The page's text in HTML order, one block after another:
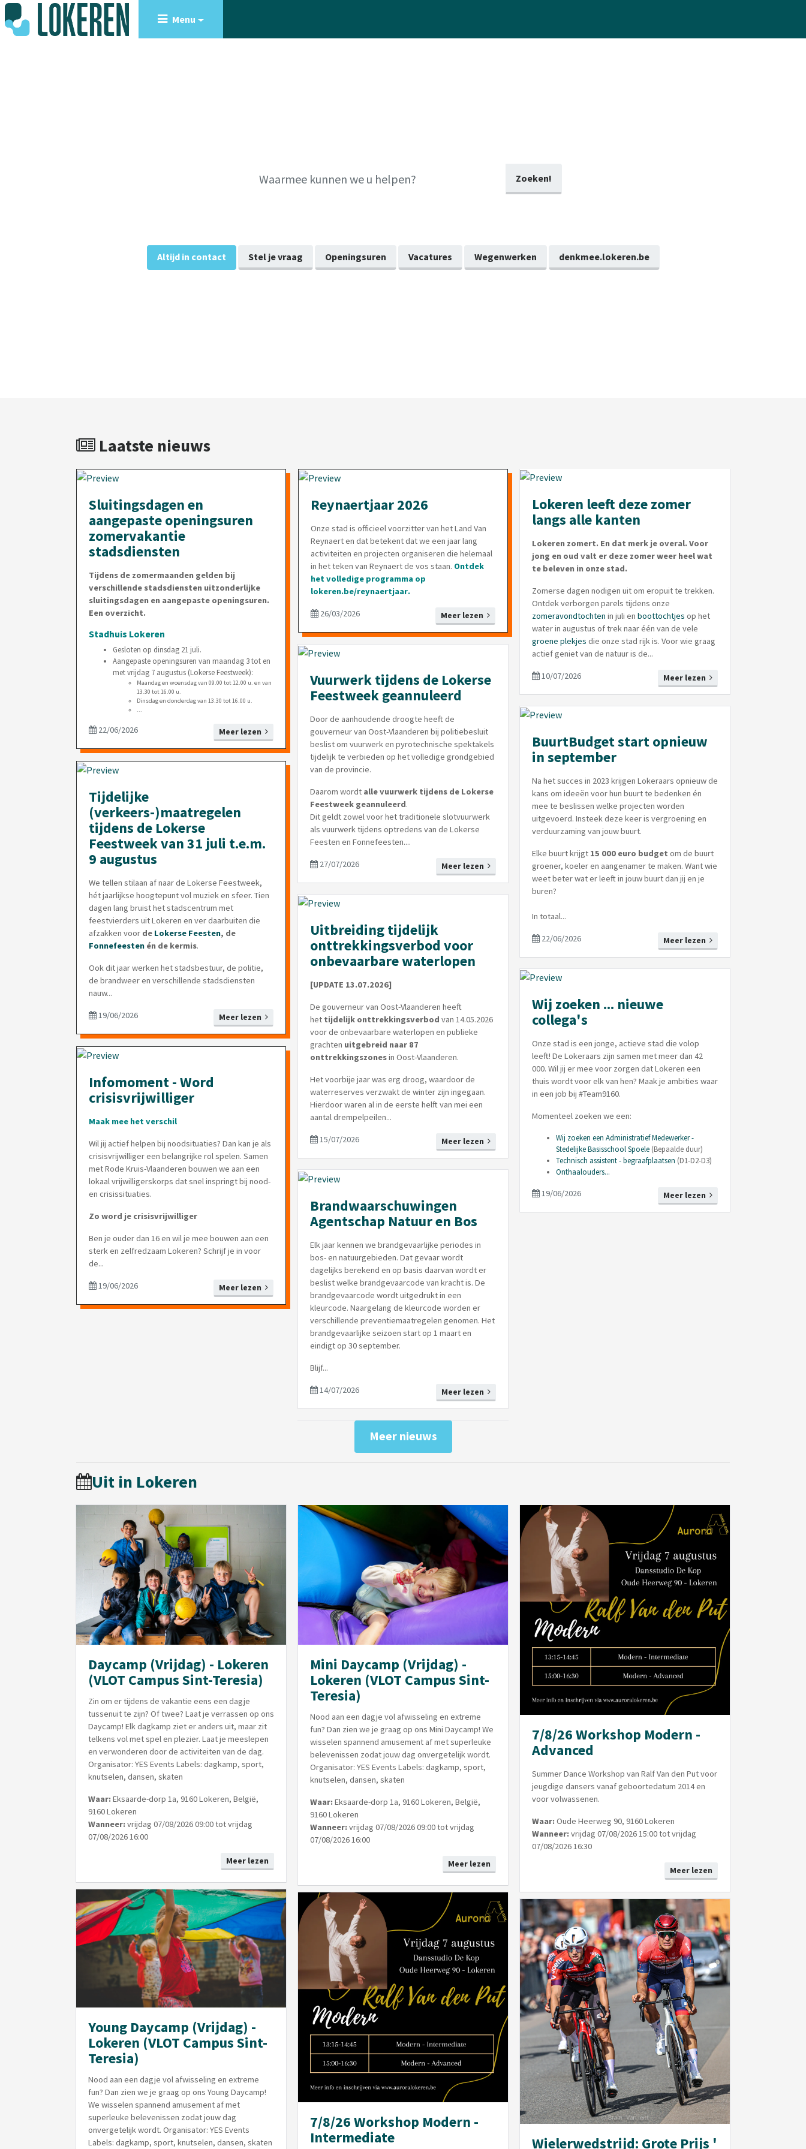
Menu
Zoeken!
Altijd in contact Stel je vraag Openingsuren Vacatures Wegenwerken denkmee.lokeren.be
Laatste nieuws
Sluitingsdagen en
aangepaste openingsuren
zomervakantie
stadsdiensten
Tijdens de zomermaanden gelden bij
verschillende stadsdiensten uitzonderlijke
sluitingsdagen en aangepaste openingsuren.
Een overzicht.
Stadhuis Lokeren
Gesloten op dinsdag 21 juli.
Aangepaste openingsuren van maandag 3 tot en
met vrijdag 7 augustus (Lokerse Feestweek):
Maandag en woensdag van 09.00 tot 12.00 u. en van
13.30 tot 16.00 u.
Dinsdag en donderdag van 13.30 tot 16.00 u.
...
Meer lezen
22/06/2026
Tijdelijke
(verkeers-)maatregelen
tijdens de Lokerse
Feestweek van 31 juli t.e.m.
9 augustus
We tellen stilaan af naar de Lokerse Feestweek,
hét jaarlijkse hoogtepunt vol muziek en sfeer. Tien
dagen lang bruist het stadscentrum met
feestvierders uit Lokeren en ver daarbuiten die
afzakken voor de Lokerse Feesten, de
Fonnefeesten én de kermis.
Ook dit jaar werken het stadsbestuur, de politie,
de brandweer en verschillende stadsdiensten
nauw...
Meer lezen
19/06/2026
Infomoment - Word
crisisvrijwilliger
Maak mee het verschil
Wil jij actief helpen bij noodsituaties? Dan kan je als
crisisvrijwilliger een belangrijke rol spelen. Samen
met Rode Kruis-Vlaanderen bouwen we aan een
lokaal vrijwilligerskorps dat snel inspringt bij nood-
en crisissituaties.
Zo word je crisisvrijwilliger
Ben je ouder dan 16 en wil je mee bouwen aan een
sterk en zelfredzaam Lokeren? Schrijf je in voor
de...
Meer lezen
19/06/2026
Reynaertjaar 2026
Onze stad is officieel voorzitter van het Land Van
Reynaert en dat betekent dat we een jaar lang
activiteiten en projecten organiseren die helemaal
in het teken van Reynaert de vos staan. Ontdek
het volledige programma op
lokeren.be/reynaertjaar.
Meer lezen
26/03/2026
Vuurwerk tijdens de Lokerse
Feestweek geannuleerd
Door de aanhoudende droogte heeft de
gouverneur van Oost-Vlaanderen bij politiebesluit
beslist om vuurwerk en pyrotechnische spektakels
tijdelijk te verbieden op het volledige grondgebied
van de provincie.
Daarom wordt alle vuurwerk tijdens de Lokerse
Feestweek geannuleerd.
Dit geldt zowel voor het traditionele slotvuurwerk
als vuurwerk tijdens optredens van de Lokerse
Feesten en Fonnefeesten....
Meer lezen
27/07/2026
Uitbreiding tijdelijk
onttrekkingsverbod voor
onbevaarbare waterlopen
[UPDATE 13.07.2026]
De gouverneur van Oost-Vlaanderen heeft
het tijdelijk onttrekkingsverbod van 14.05.2026
voor de onbevaarbare waterlopen en publieke
grachten uitgebreid naar 87
onttrekkingszonesin Oost-Vlaanderen.
Het voorbije jaar was erg droog, waardoor de
waterreserves verzwakt de winter zijn ingegaan.
Hierdoor waren al in de eerste helft van mei een
aantal drempelpeilen...
Meer lezen
15/07/2026
Brandwaarschuwingen
Agentschap Natuur en Bos
Elk jaar kennen we brandgevaarlijke periodes in
bos- en natuurgebieden. Dat gevaar wordt
dagelijks berekend en op basis daarvan wordt er
beslist welke brandgevaarcode van kracht is. De
brandgevaarcode wordt uitgedrukt in een
kleurcode. Naargelang de kleurcode worden er
verschillende preventiemaatregelen genomen. Het
brandgevaarlijke seizoen start op 1 maart en
eindigt op 30 september.
Blijf...
Meer lezen
14/07/2026
Lokeren leeft deze zomer
langs alle kanten
Lokeren zomert. En dat merk je overal. Voor
jong en oud valt er deze zomer weer heel wat
te beleven in onze stad.
Zomerse dagen nodigen uit om eropuit te trekken.
Ontdek verborgen parels tijdens onze
zomeravondtochten in juli en boottochtjes op het
water in augustus of trek naar één van de vele
groene plekjes die onze stad rijk is. Voor wie graag
actief geniet van de natuur is de...
Meer lezen
10/07/2026
BuurtBudget start opnieuw
in september
Na het succes in 2023 krijgen Lokeraars opnieuw de
kans om ideeën voor hun buurt te bedenken én
mee te beslissen welke projecten worden
uitgevoerd. Insteek deze keer is vergroening en
verduurzaming van jouw buurt.
Elke buurt krijgt 15 000 euro budget om de buurt
groener, koeler en aangenamer te maken. Want wie
weet beter wat er leeft in jouw buurt dan jij en je
buren?
In totaal...
Meer lezen
22/06/2026
Wij zoeken ... nieuwe
collega's
Onze stad is een jonge, actieve stad die volop
leeft! De Lokeraars zijn samen met meer dan 42
000. Wil jij er mee voor zorgen dat Lokeren een
thuis wordt voor elk van hen? Maak je ambities waar
in een job bij #Team9160.
Momenteel zoeken we een:
Wij zoeken een Administratief Medewerker -
Stedelijke Basisschool Spoele (Bepaalde duur)
Technisch assistent - begraafplaatsen (D1-D2-D3)
Onthaalouders...
Meer lezen
19/06/2026
Meer nieuws
Uit in Lokeren
Daycamp (Vrijdag) - Lokeren
(VLOT Campus Sint-Teresia)
Zin om er tijdens de vakantie eens een dagje
tussenuit te zijn? Of twee? Laat je verrassen op ons
Daycamp! Elk dagkamp ziet er anders uit, maar zit
telkens vol met spel en plezier. Laat je meeslepen
en verwonderen door de activiteiten van de dag.
Organisator: YES Events Labels: dagkamp, sport,
knutselen, dansen, skaten
Waar: Eksaarde-dorp 1a, 9160 Lokeren, België,
9160 Lokeren
Wanneer: vrijdag 07/08/2026 09:00 tot vrijdag
07/08/2026 16:00
Meer lezen
Young Daycamp (Vrijdag) -
Lokeren (VLOT Campus Sint-
Teresia)
Nood aan een dagje vol afwisseling en extreme
fun? Dan zien we je graag op ons Young Daycamp!
We wisselen spannend amusement af met
superleuke belevenissen zodat jouw dag
onvergetelijk wordt. Organisator: YES Events
Labels: dagkamp, sport, knutselen, dansen, skaten
Mini Daycamp (Vrijdag) -
Lokeren (VLOT Campus Sint-
Teresia)
Nood aan een dagje vol afwisseling en extreme
fun? Dan zien we je graag op ons Mini Daycamp! We
wisselen spannend amusement af met superleuke
belevenissen zodat jouw dag onvergetelijk wordt.
Organisator: YES Events Labels: dagkamp, sport,
knutselen, dansen, skaten
Waar: Eksaarde-dorp 1a, 9160 Lokeren, België,
9160 Lokeren
Wanneer: vrijdag 07/08/2026 09:00 tot vrijdag
07/08/2026 16:00
Meer lezen
7/8/26 Workshop Modern -
Intermediate
7/8/26 Workshop Modern -
Advanced
Summer Dance Workshop van Ralf Van den Put voor
jeugdige dansers vanaf geboortedatum 2014 en
voor volwassenen.
Waar: Oude Heerweg 90, 9160 Lokeren
Wanneer: vrijdag 07/08/2026 15:00 tot vrijdag
07/08/2026 16:30
Meer lezen
Wielerwedstrijd: Grote Prijs '